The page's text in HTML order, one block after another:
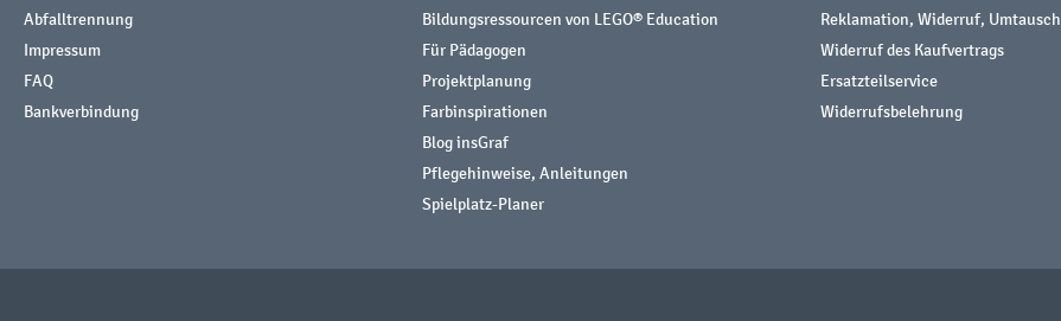
Abfalltrennung
Impressum
FAQ
Bankverbindung
Bildungsressourcen von LEGO® Education
Für Pädagogen
Projektplanung
Farbinspirationen
Blog insGraf
Pflegehinweise, Anleitungen
Spielplatz-Planer
Reklamation, Widerruf, Umtausch
Widerruf des Kaufvertrags
Ersatzteilservice
Widerrufsbelehrung